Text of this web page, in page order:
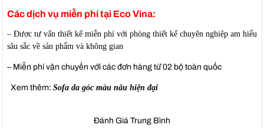
Các dịch vụ miễn phí tại Eco Vina:
– Được tư vấn thiết kế miễn phí với phòng thiết kế chuyên nghiệp am hiểu
sâu sắc về sản phẩm và không gian
– Miễn phí vận chuyển với các đơn hàng từ 02 bộ toàn quốc
Xem thêm: Sofa da góc màu nâu hiện đại
Đánh Giá Trung Bình